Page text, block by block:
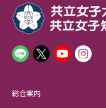
総合案内